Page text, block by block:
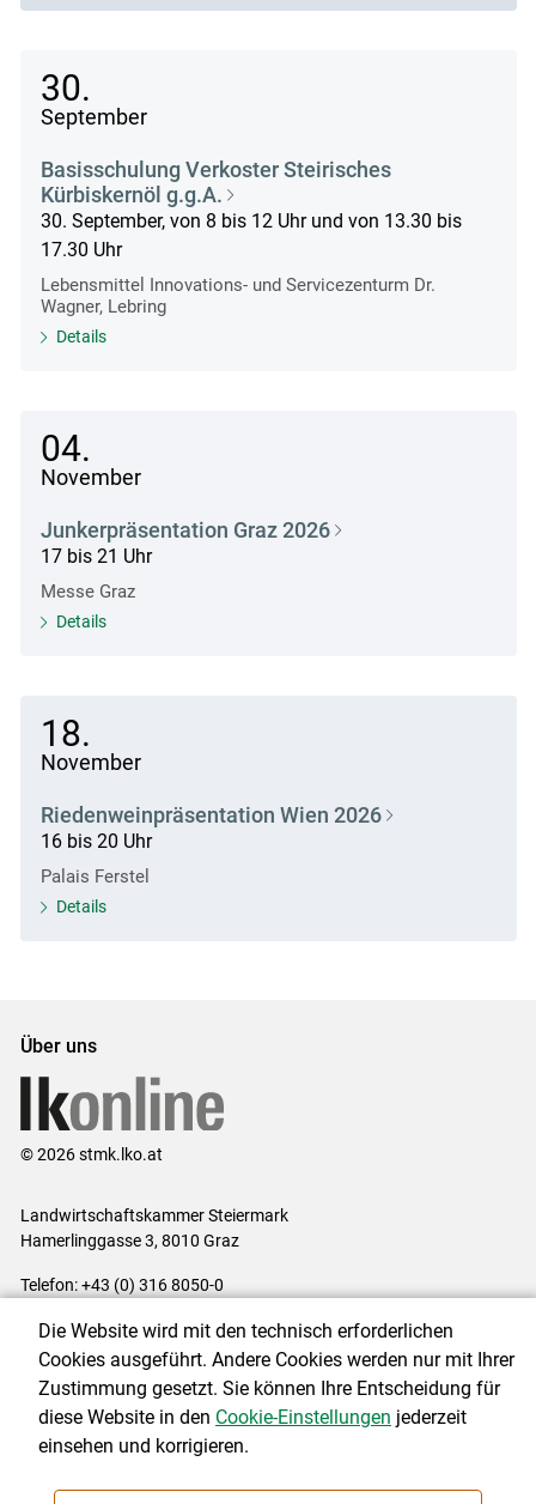
30.
September
Basisschulung Verkoster Steirisches
Kürbiskernöl g.g.A.
30. September, von 8 bis 12 Uhr und von 13.30 bis
17.30 Uhr
Lebensmittel Innovations- und Servicezenturm Dr.
Wagner, Lebring
Details
04.
November
Junkerpräsentation Graz 2026
17 bis 21 Uhr
Messe Graz
Details
18.
November
Riedenweinpräsentation Wien 2026
16 bis 20 Uhr
Palais Ferstel
Details
Über uns
© 2026 stmk.lko.at
Landwirtschaftskammer Steiermark
Hamerlinggasse 3, 8010 Graz
Telefon: +43 (0) 316 8050-0
Impressum|Kontakt|Datenschutzerklärung|Barrierefreiheit|
Cookie-Einstellungen
NEWSLETTER
Die Website wird mit den technisch erforderlichen
Cookies ausgeführt. Andere Cookies werden nur mit Ihrer
Zustimmung gesetzt. Sie können Ihre Entscheidung für
diese Website in den Cookie-Einstellungen jederzeit
einsehen und korrigieren.